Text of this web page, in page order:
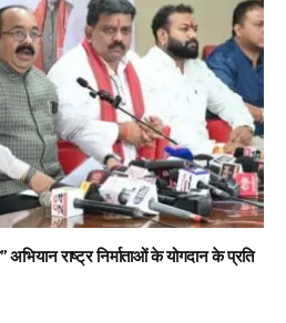
अभियान राष्ट्र निर्माताओं के योगदान के प्रति